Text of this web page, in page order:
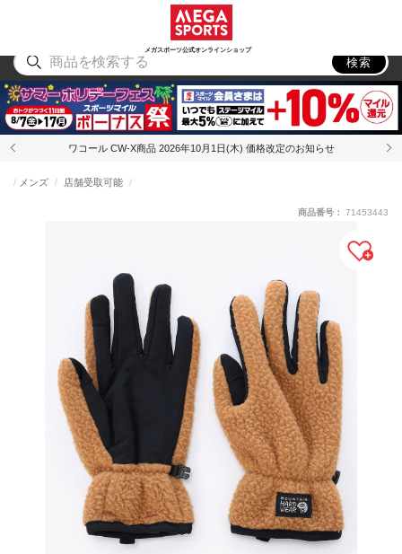
メガスポーツ公式オンラインショップ
アウトドア
検索
ワコール CW-X商品 2026年10月1日(木) 価格改定のお知らせ
メンズ 店舗受取可能
商品番号： 71453443